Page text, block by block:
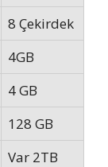
8 Çekirdek
4GB
4 GB
128 GB
Var 2TB